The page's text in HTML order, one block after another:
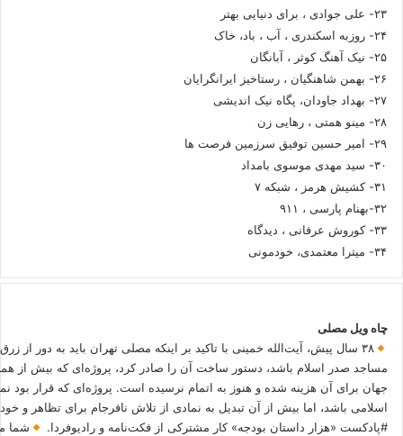
۲۳- علی جوادی ، برای دنیایی بهتر
۲۴- روزبه اسکندری ، آب ، باد، خاک
۲۵- نیک آهنگ کوثر ، آبانگان
۲۶- بهمن شاهنگیان ، رستاخیز ایرانگرایان
۲۷- بهداد جاودان، پگاه نیک اندیشی
۲۸- مینو همتی ، رهایی زن
۲۹- امیر حسین توفیق سرزمین فرصت ها
۳۰- سید مهدی موسوی بامداد
۳۱- کشیش هرمز ، شبکه ۷
۳۲-بهنام پارسی ، ۹۱۱
۳۳- کوروش عرفانی ، دیدگاه
۳۴- میترا معتمدی، خودمونی
چاه ویل مصلی
۳۸ سال پیش، آیت‌الله خمینی با تاکید بر اینکه مصلی تهران باید به دور از
مساجد صدر اسلام باشد، دستور ساخت آن را صادر کرد، پروژه‌ای که بیش از
جهان برای آن هزینه شده و هنوز به اتمام نرسیده است. پروژه‌ای که قرار بود
اسلامی باشد، اما بیش از آن تبدیل به نمادی از تلاش نافرجام برای تظاهر و
#پادکست «هزار داستان بودجه» کار مشترکی از فکت‌نامه و رادیوفردا.
شما